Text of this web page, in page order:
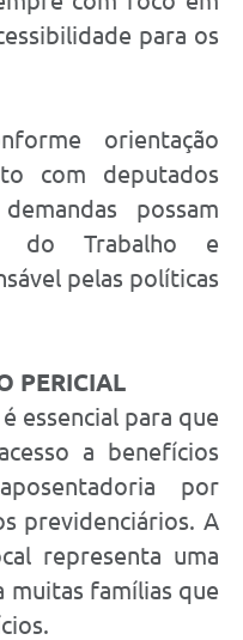
para os
orientação
com deputados
possam
do Trabalho e
pelas políticas
PERICIAL
essencial para que
a benefícios
por
previdenciários. A
representa uma
muitas famílias que